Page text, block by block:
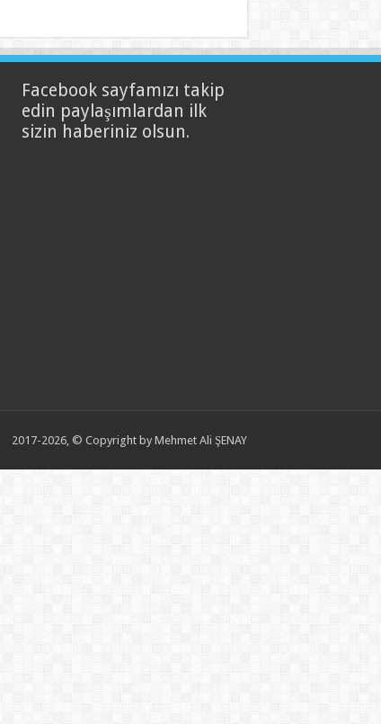
Facebook sayfamızı takip
edin paylaşımlardan ilk
sizin haberiniz olsun.
2017-2026, © Copyright by Mehmet Ali ŞENAY